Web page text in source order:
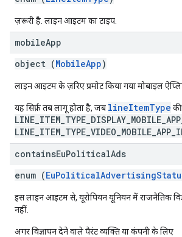
ज़रूरी है. लाइन आइटम का टाइप.
mobileApp
object (MobileApp)
लाइन आइटम के ज़रिए प्रमोट किया गया मोबाइल
यह सिर्फ़ तब लागू होता है, जब lineItemType
containsEuPoliticalAds
enum (
इस लाइन आइटम से, यूरोपियन यूनियन में राजनैतिक
नहीं.
अगर विज्ञापन देने वाले पैरंट व्यक्ति या कंपनी के लिए